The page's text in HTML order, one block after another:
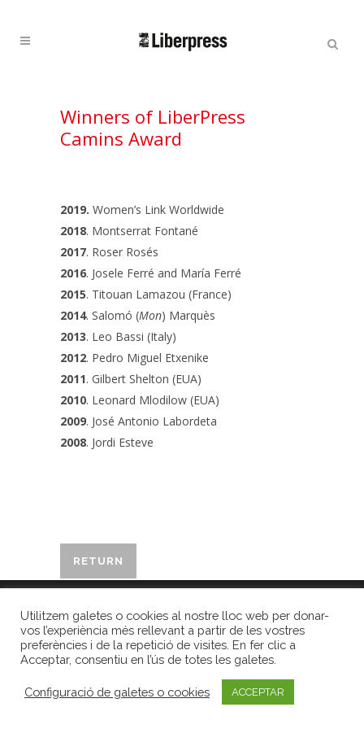
Cercar
Winners of LiberPress
Camins Award
2019. Women’s Link Worldwide
2018. Montserrat Fontané
2017. Roser Rosés
2016. Josele Ferré and María Ferré
2015. Titouan Lamazou (France)
2014. Salomó (Mon) Marquès
2013. Leo Bassi (Italy)
2012. Pedro Miguel Etxenike
2011. Gilbert Shelton (EUA)
2010. Leonard Mlodilow (EUA)
2009. José Antonio Labordeta
2008. Jordi Esteve
RETURN
| Tel. 972 20 15 18 |Avís legal|Privacitat|
Utilitzem galetes o cookies al nostre lloc web per donar-
vos l’experiència més rellevant a partir de les vostres
preferències i de la repetició de visites. En fer clic a
Acceptar, consentiu en l’ús de totes les galetes.
Configuració de galetes o cookies ACCEPTAR